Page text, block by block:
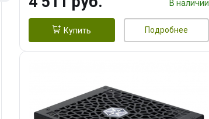
В наличии
Купить Подробнее